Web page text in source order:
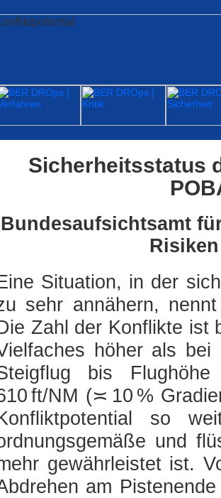
Sicherheitsstatus
Bundesaufsichtsamt
Situation, in der
sehr annähern,
Zahl der Konflikte ist
höher als bei
bis
ft/NM (≍ 10 %
so
und
gewährleistet ist.
am